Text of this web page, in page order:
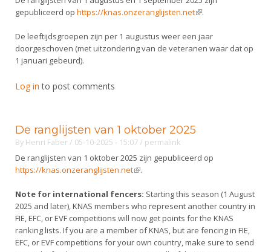
gepubliceerd op https://knas.onzeranglijsten.net(link is external)
.
De leeftijdsgroepen zijn per 1 augustus weer een jaar
doorgeschoven (met uitzondering van de veteranen waar dat op
1 januari gebeurd).
Log in to post comments
De ranglijsten van 1 oktober 2025
By Henri Faber/ 05-10-2025 - 15:07/ permalink
De ranglijsten van 1 oktober 2025 zijn gepubliceerd op
https://knas.onzeranglijsten.net(link is external)
.
Note for international fencers: Starting this season (1 August
2025 and later), KNAS members who represent another country in
FIE, EFC, or EVF competitions will now get points for the KNAS
ranking lists. If you are a member of KNAS, but are fencing in FIE,
EFC, or EVF competitions for your own country, make sure to send